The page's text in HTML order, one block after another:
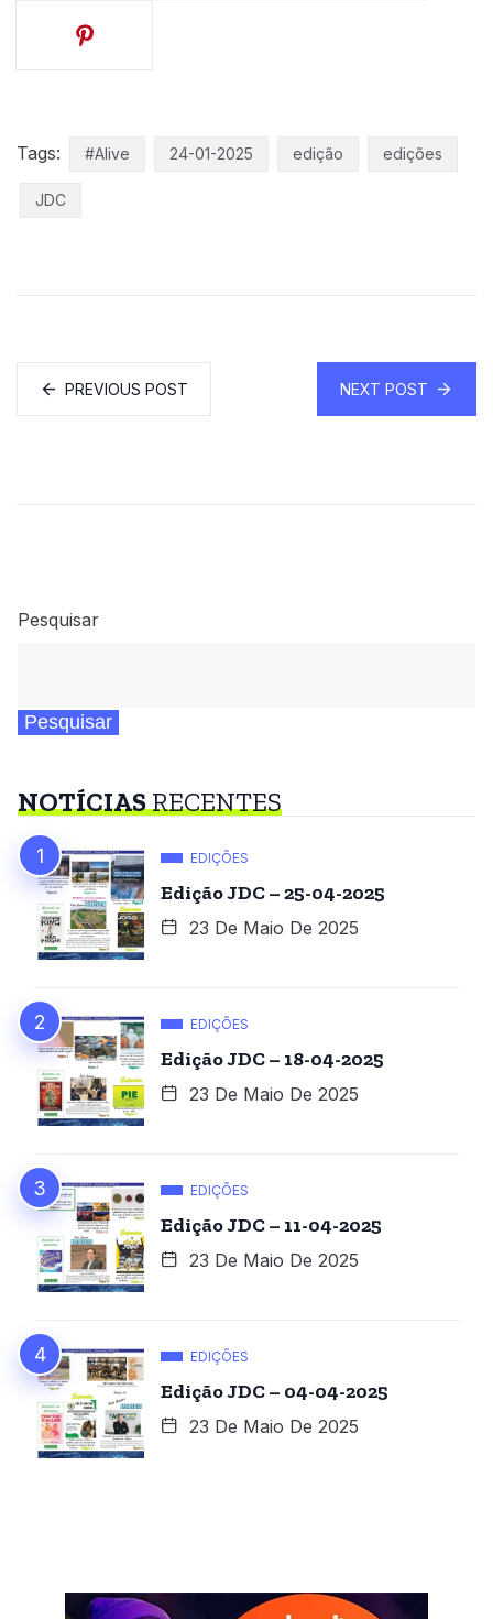
Tags: #Alive 24-01-2025 edição edições
JDC
PREVIOUS POST NEXT POST
Pesquisar
Pesquisar
NOTÍCIASRECENTES
EDIÇÕES
Edição JDC – 25-04-2025
23 De Maio De 2025
EDIÇÕES
Edição JDC – 18-04-2025
23 De Maio De 2025
EDIÇÕES
Edição JDC – 11-04-2025
23 De Maio De 2025
EDIÇÕES
Edição JDC – 04-04-2025
23 De Maio De 2025